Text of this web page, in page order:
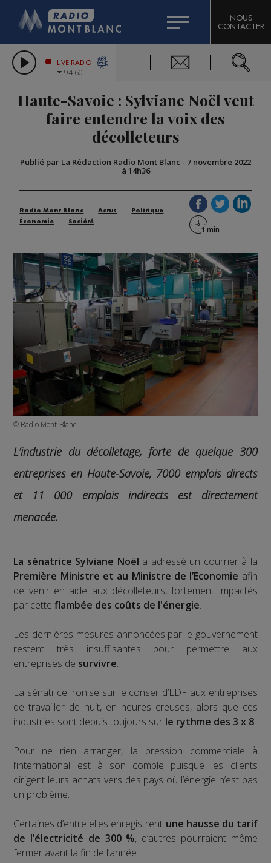
LES CHRONIQUES DE L'EXPERT
CITIZEN MACHINERY
GRAND MASSIF DOMAINES SKIABLES
BIGARD
COMPAGNIE DU MONT-BLANC
NOUS
CONTACTER
LIVE RADIO
94.60
Haute-Savoie : Sylviane Noël veut
faire entendre la voix des
décolleteurs
Publié par La Rédaction Radio Mont Blanc - 7 novembre 2022
à 14h36
Radio Mont Blanc Actus
Politique
Économie
Société
© Radio Mont-Blanc
L’industrie du décolletage, forte de quelque 300
entreprises en Haute-Savoie, 7000 emplois directs
et 11 000 emplois indirects est directement
menacée.
La sénatrice Sylviane Noël a adressé un courrier à la
Première Ministre et au Ministre de l’Economie afin
de venir en aide aux décolleteurs, fortement impactés
par cetteflambée des coûts de l'énergie.
Les dernières mesures annoncées par le gouvernement
restent très insuffisantes pour permettre aux
entreprises de survivre.
La sénatrice ironise sur le conseil d’EDF aux entreprises
de travailler de nuit, en heures creuses, alors que ces
industries sont depuis toujours sur le rythme des 3 x 8.
Pour ne rien arranger, la pression commerciale à
l’international est à son comble puisque les clients
dirigent leurs achats vers des pays où l’énergie n’est pas
un problème.
Certaines d’entre elles enregistrent une hausse du tarif
de l’électricité de 300 %, d’autres pourraient même
fermer avant la fin de l’année.